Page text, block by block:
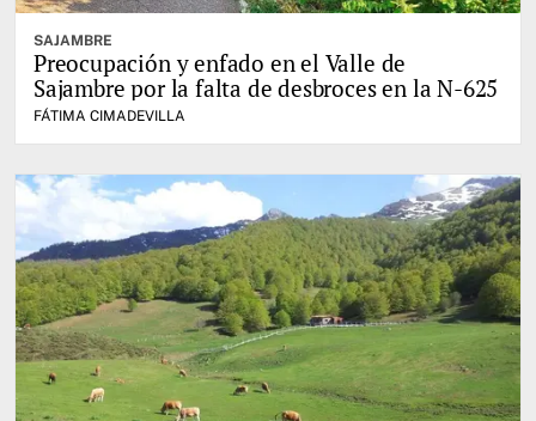
SAJAMBRE
Preocupación y enfado en el Valle de
Sajambre por la falta de desbroces en la N-625
FÁTIMA CIMADEVILLA